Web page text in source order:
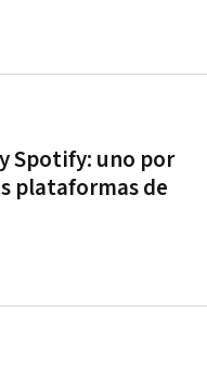
Spotify: uno por
plataformas de